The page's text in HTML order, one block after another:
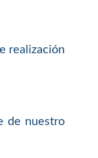
realización
de nuestro